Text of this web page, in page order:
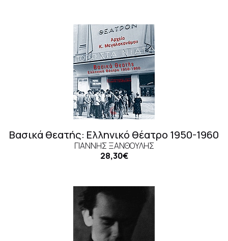
Βασικά θεατής: Ελληνικό θέατρο 1950-1960
ΓΙΆΝΝΗΣ ΞΑΝΘΟΎΛΗΣ
28,30€